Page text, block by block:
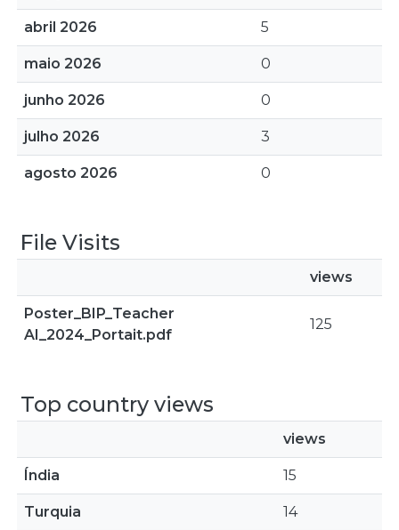
abril 2026 5
maio 2026 0
junho 2026 0
julho 2026 3
agosto 2026 0
File Visits
views
Poster_BIP_Teacher
AI_2024_Portait.pdf
125
Top country views
views
Índia 15
Turquia 14